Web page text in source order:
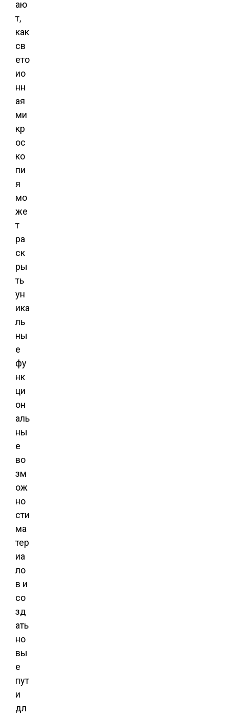
аю
т,
как
св
ето
ио
нн
ая
ми
кр
ос
ко
пи
я
мо
же
т
ра
ск
ры
ть
ун
ика
ль
ны
е
фу
нк
ци
он
аль
ны
е
во
зм
ож
но
сти
ма
тер
иа
ло
в и
со
зд
ать
но
вы
е
пут
и
дл